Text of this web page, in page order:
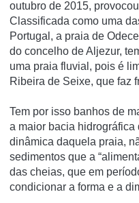
outubro de 2015,
Classificada como uma
Portugal, a praia de
do concelho de Aljezur,
uma praia fluvial, pois é
Ribeira de Seixe, que faz
Tem por isso banhos de
a maior bacia
dinâmica daquela praia,
sedimentos que a
das cheias, que em
condicionar a forma e a